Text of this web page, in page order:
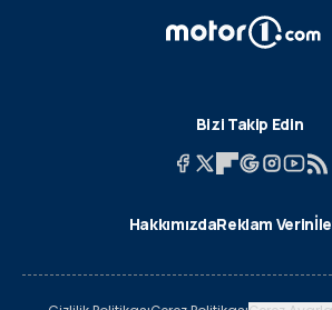
Bizi Takip Edin
HakkımızdaReklam Verin